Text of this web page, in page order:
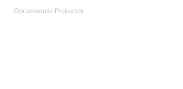
Opracowanie Prekursor